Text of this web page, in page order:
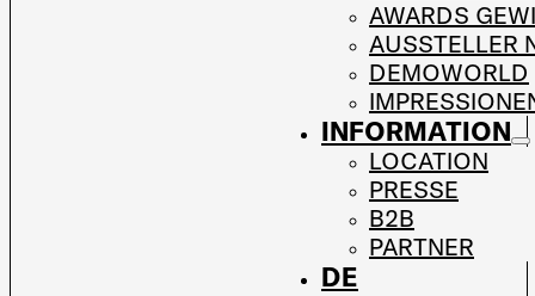
AWARDS
AUSSTELLER
DEMOWORLD
INFORMATION
LOCATION
PRESSE
B2B
PARTNER
DE